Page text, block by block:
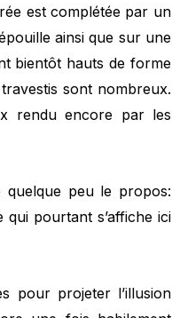
est complétée par un
ainsi que sur une
bientôt hauts de forme
sont nombreux.
rendu encore par les
quelque peu le propos:
qui pourtant s’affiche ici
pour projeter l’illusion